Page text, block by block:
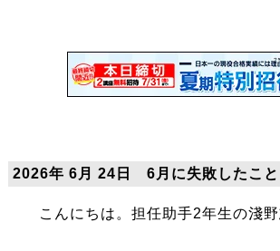
2026年 6月 24日 6月に失敗したこと
こんにちは。担任助手2年生の淺野